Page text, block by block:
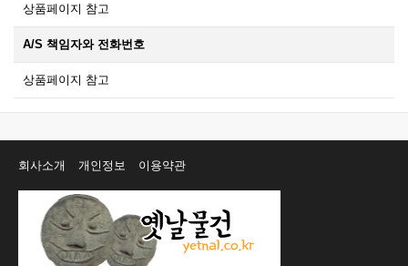
상품페이지 참고
A/S 책임자와 전화번호
상품페이지 참고
회사소개 개인정보 이용약관